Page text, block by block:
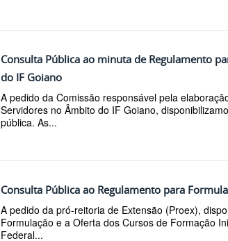
Consulta Pública ao minuta de Regulamento
do IF Goiano
A pedido da Comissão responsável pela
Servidores no Âmbito do IF Goiano,
pública. As...
Consulta Pública ao Regulamento para
A pedido da pró-reitoria de Extensão (Proex),
Formulação e a Oferta dos Cursos de Formação
Federal...